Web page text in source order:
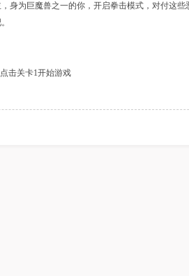
身为巨魔兽之一的你，开启拳击模式，对付这
击关卡1开始游戏